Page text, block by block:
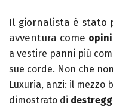
Il giornalista è stato
avventura come
a vestire panni più
sue corde. Non che
Luxuria, anzi: il mezzo
dimostrato di